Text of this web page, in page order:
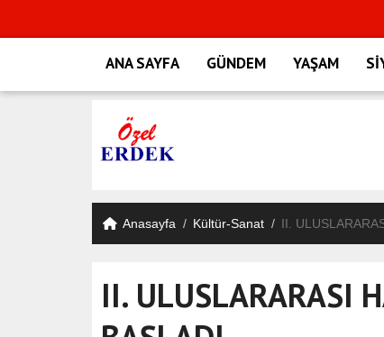
ANA SAYFA GÜNDEM YAŞAM
Anasayfa Kültür-Sanat II.
II. ULUSLARARASI